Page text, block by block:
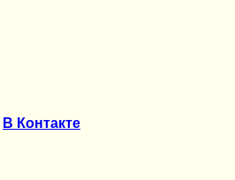
В Контакте